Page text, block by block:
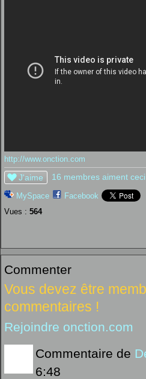
http://www.onction.com
J'aime 16 membres aiment ceci
MySpace
Facebook
Vues : 564
Commenter
Vous devez être
commentaires !
Rejoindre onction.com
Commentaire de
6:48